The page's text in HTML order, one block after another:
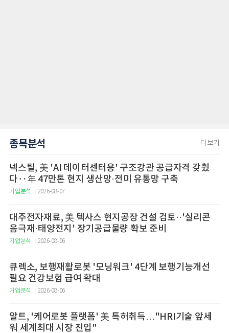
종목분석 더보기
넥스틸, 美 'AI 데이터센터용' 구조강관 공급자격 갖췄
다‥年 47만톤 현지 생산망·전미 유통망 구축
기업분석 2026-08-07
대주전자재료, 美 텍사스 현지공장 건설 검토··'실리콘
음극재·태양전지' 장기공급물량 확보 준비
기업분석 2026-08-06
큐렉소, 보행재활로봇 '모닝워크' 4단계 보행기능개선
필요 건강보험 급여 확대
기업분석 2026-08-06
알트, '케어로봇 플랫폼' 美 특허취득…"HRI기술 앞세
워 세계최대 시장 진입"